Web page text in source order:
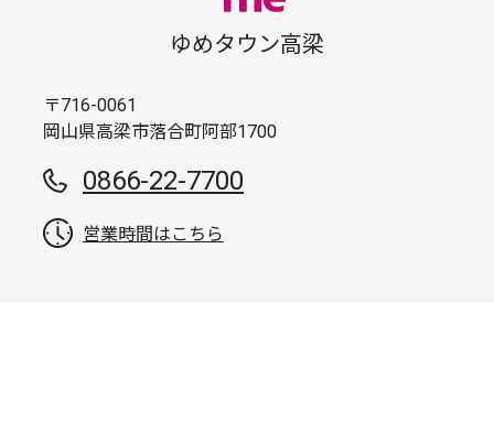
ゆめタウン高梁
〒716-0061
岡山県高梁市落合町阿部1700
0866-22-7700
営業時間はこちら